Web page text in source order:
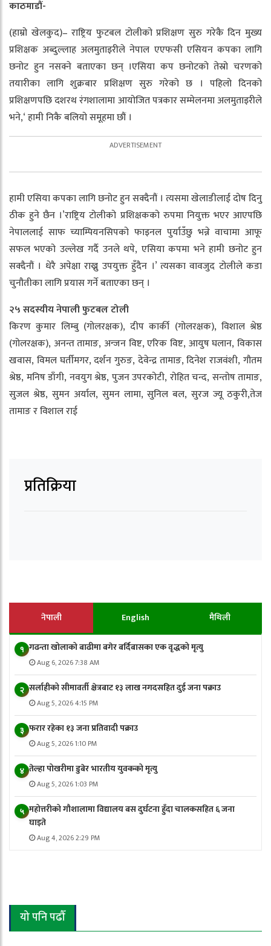
काठमाडौं-
(हाम्रो खेलकुद)– राष्ट्रिय फुटबल टोलीको प्रशिक्षण सुरु गरेकै दिन मुख्य
प्रशिक्षक अब्दुल्लाह अलमुताइरीले नेपाल एएफसी एसियन कपका लागि
छनोट हुन नसक्ने बताएका छन् ।एसिया कप छनोटको तेस्रो चरणको
तयारीका लागि शुक्रबार प्रशिक्षण सुरु गरेको छ । पहिलो दिनको
प्रशिक्षणपछि दशरथ रंगशालामा आयोजित पत्रकार सम्मेलनमा अलमुताइरीले
भने,‘ हामी निकै बलियो समूहमा छौं ।
हामी एसिया कपका लागि छनोट हुन सक्दैनौं । त्यसमा खेलाडीलाई दोष दिनु
ठीक हुने छैन ।’राष्ट्रिय टोलीको प्रशिक्षकको रुपमा नियुक्त भएर आएपछि
नेपाललाई साफ च्याम्पियनसिपको फाइनल पुर्याउँछु भन्ने वाचामा आफू
सफल भएको उल्लेख गर्दै उनले थपे, एसिया कपमा भने हामी छनोट हुन
सक्दैनौं । धेरै अपेक्षा राख्नु उपयुक्त हुँदैन ।’ त्यसका वावजुद टोलीले कडा
चुनौतीका लागि प्रयास गर्ने बताएका छन् ।
२५ सदस्यीय नेपाली फुटबल टोली
किरण कुमार लिम्बु (गोलरक्षक), दीप कार्की (गोलरक्षक), विशाल श्रेष्ठ
(गोलरक्षक), अनन्त तामाङ, अन्जन विष्ट, एरिक विष्ट, आयुष घलान, विकास
खवास, विमल घर्तीमगर, दर्शन गुरुङ, देवेन्द्र तामाङ, दिनेश राजवंशी, गौतम
श्रेष्ठ, मनिष डाँगी, नवयुग श्रेष्ठ, पुजन उपरकोटी, रोहित चन्द, सन्तोष तामाङ,
सुजल श्रेष्ठ, सुमन अर्याल, सुमन लामा, सुनिल बल, सुरज ज्यू ठकुरी,तेज
तामाङ र विशाल राई
प्रतिक्रिया
नेपाली English मैथिली
१ गढन्ता खोलाको बाढीमा बगेर बर्दिबासका एक वृद्धको मृत्यु
Aug 6, 2026 7:38 AM
२ सर्लाहीको सीमावर्ती क्षेत्रबाट १३ लाख नगदसहित दुई जना पक्राउ
Aug 5, 2026 4:15 PM
३ फरार रहेका १३ जना प्रतिवादी पक्राउ
Aug 5, 2026 1:10 PM
४ तेल्हा पोखरीमा डुबेर भारतीय युवकको मृत्यु
Aug 5, 2026 1:03 PM
५ महोत्तरीको गौशालामा विद्यालय बस दुर्घटना हुँदा चालकसहित ६ जना
घाइते
Aug 4, 2026 2:29 PM
यो पनि पढौँ